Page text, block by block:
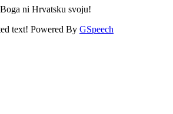
ni Hrvatsku svoju!
text! Powered By GSpeech